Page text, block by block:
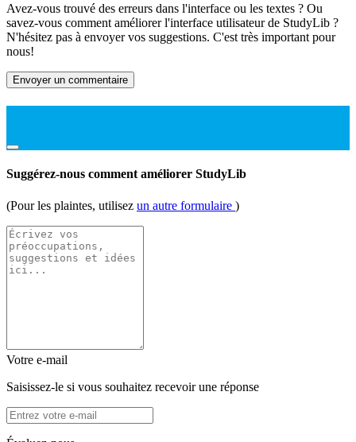
Avez-vous trouvé des erreurs dans l'interface ou les textes ? Ou
savez-vous comment améliorer l'interface utilisateur de StudyLib ?
N'hésitez pas à envoyer vos suggestions. C'est très important pour
nous!
Envoyer un commentaire
Suggérez-nous comment améliorer StudyLib
(Pour les plaintes, utilisez un autre formulaire )
Votre e-mail
Saisissez-le si vous souhaitez recevoir une réponse